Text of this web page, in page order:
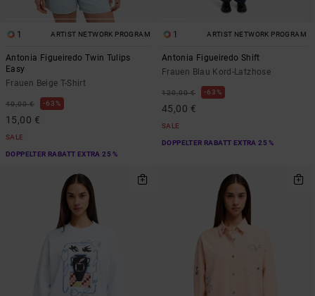
1 ARTIST NETWORK PROGRAM
Antonia Figueiredo Twin Tulips
Easy
Frauen Beige T-Shirt
40,00 € 63%
15,00 €
SALE
DOPPELTER RABATT EXTRA 25 %
1 ARTIST NETWORK PROGRAM
Antonia Figueiredo Shift
Frauen Blau Kord-Latzhose
120,00 € 63%
45,00 €
SALE
DOPPELTER RABATT EXTRA 25 %